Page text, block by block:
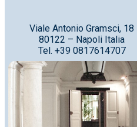
Viale Antonio Gramsci, 18
80122 – Napoli Italia
Tel. +39 0817614707